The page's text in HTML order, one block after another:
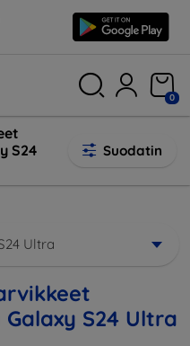
0
S24
Suodatin
Ultra
S24 Ultra